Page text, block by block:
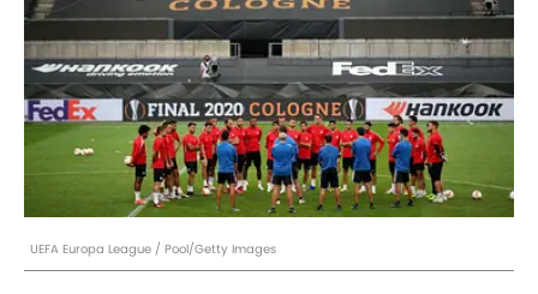
UEFA Europa League / Pool/Getty Images